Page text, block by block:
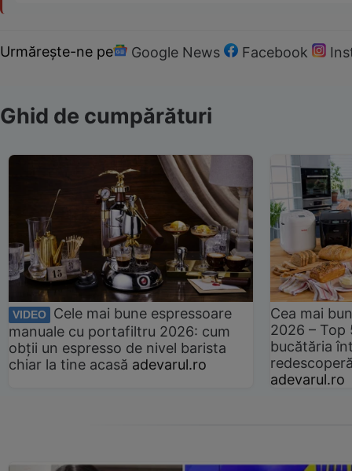
Urmărește-ne pe Google News Facebook
Ghid de cumpărături
VIDEO
Cele mai bune espressoare
manuale cu portafiltru 2026: cum
obții un espresso de nivel barista
chiar la tine acasă adevarul.ro
Cea mai
2026 –
bucătăria
adevarul.ro